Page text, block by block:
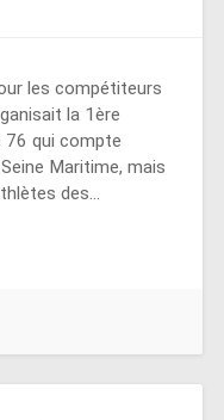
les compétiteurs
la 1ère
76 qui compte
Maritime, mais
des…